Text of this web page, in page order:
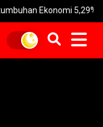
Ekonomi 5,29%